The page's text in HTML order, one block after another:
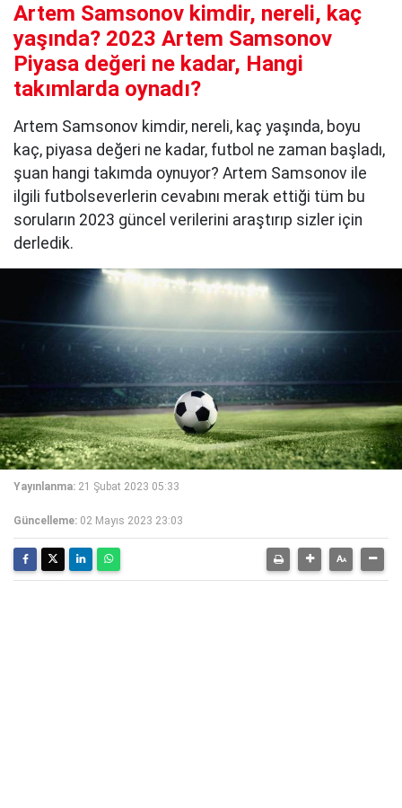
Artem Samsonov kimdir, nereli, kaç
yaşında? 2023 Artem Samsonov
Piyasa değeri ne kadar, Hangi
takımlarda oynadı?
Artem Samsonov kimdir, nereli, kaç yaşında, boyu
kaç, piyasa değeri ne kadar, futbol ne zaman başladı,
şuan hangi takımda oynuyor? Artem Samsonov ile
ilgili futbolseverlerin cevabını merak ettiği tüm bu
soruların 2023 güncel verilerini araştırıp sizler için
derledik.
Yayınlanma: 21 Şubat 2023 05:33
Güncelleme: 02 Mayıs 2023 23:03